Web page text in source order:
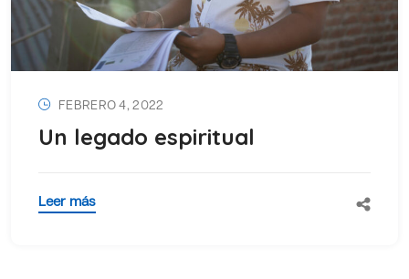
FEBRERO 4, 2022
Un legado espiritual
Leer más